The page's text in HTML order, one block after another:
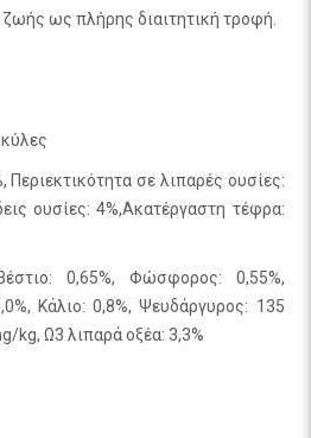
ως πλήρης διαιτητική τροφή.
Περιεκτικότητα σε λιπαρές ουσίες:
ουσίες: 4%,Ακατέργαστη τέφρα:
0,65%, Φώσφορος: 0,55%,
Κάλιο: 0,8%, Ψευδάργυρος: 135
kg, Ω3 λιπαρά οξέα: 3,3%